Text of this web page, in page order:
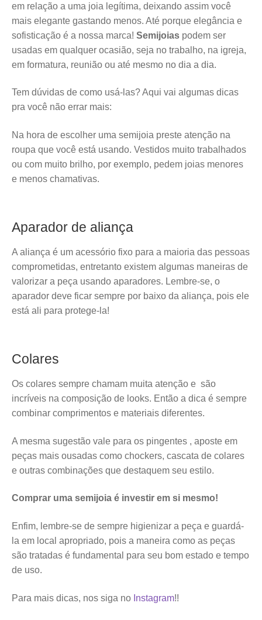
em relação a uma joia legítima, deixando assim você
mais elegante gastando menos. Até porque elegância e
sofisticação é a nossa marca! Semijoias podem ser
usadas em qualquer ocasião, seja no trabalho, na igreja,
em formatura, reunião ou até mesmo no dia a dia.
Tem dúvidas de como usá-las? Aqui vai algumas dicas
pra você não errar mais:
Na hora de escolher uma semijoia preste atenção na
roupa que você está usando. Vestidos muito trabalhados
ou com muito brilho, por exemplo, pedem joias menores
e menos chamativas.
Aparador de aliança
A aliança é um acessório fixo para a maioria das pessoas
comprometidas, entretanto existem algumas maneiras de
valorizar a peça usando aparadores. Lembre-se, o
aparador deve ficar sempre por baixo da aliança, pois ele
está ali para protege-la!
Colares
Os colares sempre chamam muita atenção e são
incríveis na composição de looks. Então a dica é sempre
combinar comprimentos e materiais diferentes.
A mesma sugestão vale para os pingentes , aposte em
peças mais ousadas como chockers, cascata de colares
e outras combinações que destaquem seu estilo.
Comprar uma semijoia é investir em si mesmo!
Enfim, lembre-se de sempre higienizar a peça e guardá-
la em local apropriado, pois a maneira como as peças
são tratadas é fundamental para seu bom estado e tempo
de uso.
Para mais dicas, nos siga no Instagram!!